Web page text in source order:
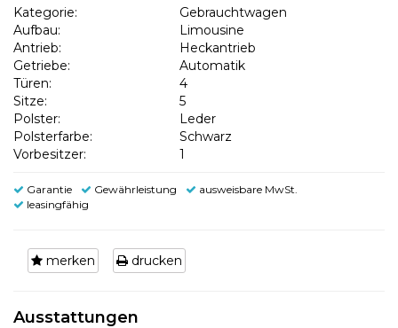
Kategorie:
Gebrauchtwagen
Aufbau:
Limousine
Antrieb:
Heckantrieb
Getriebe:
Automatik
Türen:
4
Sitze:
5
Polster:
Leder
Polsterfarbe:
Schwarz
Vorbesitzer:
1
Garantie Gewährleistung
ausweisbare MwSt.
leasingfähig
merken drucken
Ausstattungen